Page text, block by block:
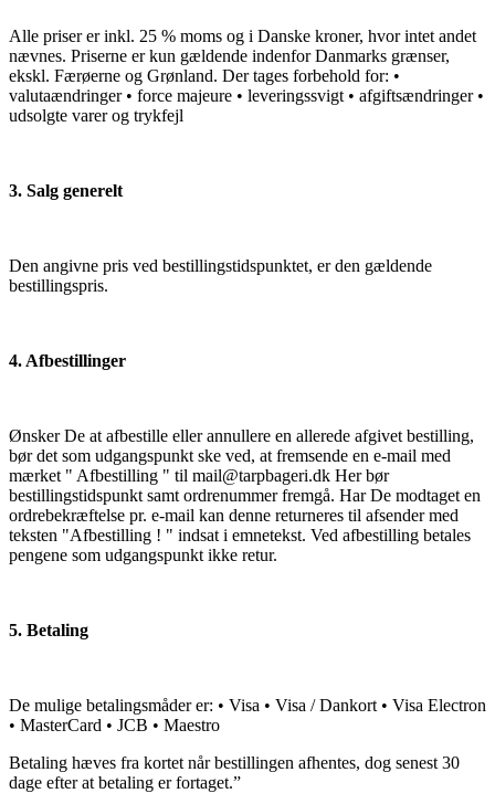
Alle priser er inkl. 25 % moms og i Danske kroner, hvor intet andet
nævnes. Priserne er kun gældende indenfor Danmarks grænser,
ekskl. Færøerne og Grønland. Der tages forbehold for: •
valutaændringer • force majeure • leveringssvigt • afgiftsændringer •
udsolgte varer og trykfejl
3. Salg generelt
Den angivne pris ved bestillingstidspunktet, er den gældende
bestillingspris.
4. Afbestillinger
Ønsker De at afbestille eller annullere en allerede afgivet bestilling,
bør det som udgangspunkt ske ved, at fremsende en e-mail med
mærket " Afbestilling " til mail@tarpbageri.dk Her bør
bestillingstidspunkt samt ordrenummer fremgå. Har De modtaget en
ordrebekræftelse pr. e-mail kan denne returneres til afsender med
teksten "Afbestilling ! " indsat i emnetekst. Ved afbestilling betales
pengene som udgangspunkt ikke retur.
5. Betaling
De mulige betalingsmåder er: • Visa • Visa / Dankort • Visa Electron
• MasterCard • JCB • Maestro
Betaling hæves fra kortet når bestillingen afhentes, dog senest 30
dage efter at betaling er fortaget.”